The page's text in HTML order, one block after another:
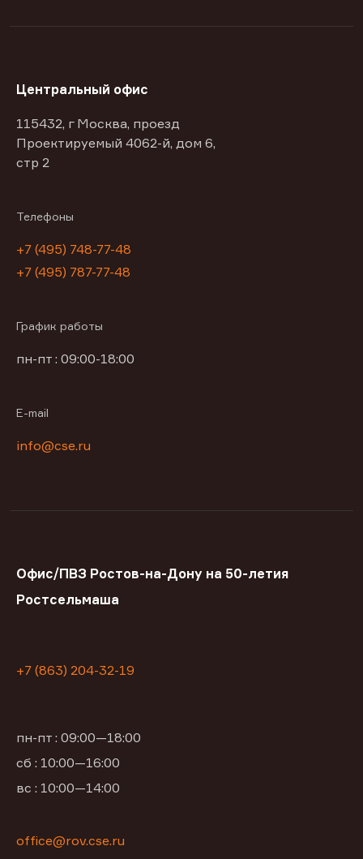
Центральный офис
115432, г Москва, проезд
Проектируемый 4062-й, дом 6,
стр 2
Телефоны
+7 (495) 748-77-48
+7 (495) 787-77-48
График работы
пн-пт : 09:00-18:00
E-mail
info@cse.ru
Офис/ПВЗ Ростов-на-Дону на 50-летия
Ростсельмаша
+7 (863) 204-32-19
пн-пт : 09:00—18:00
сб : 10:00—16:00
вс : 10:00—14:00
office@rov.cse.ru